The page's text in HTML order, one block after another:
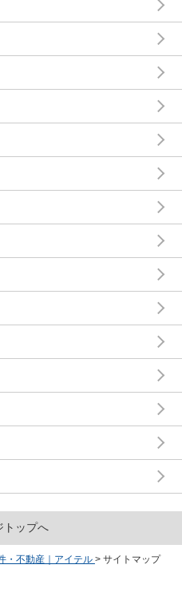
トップへ
・不動産｜アイテル > サイトマップ